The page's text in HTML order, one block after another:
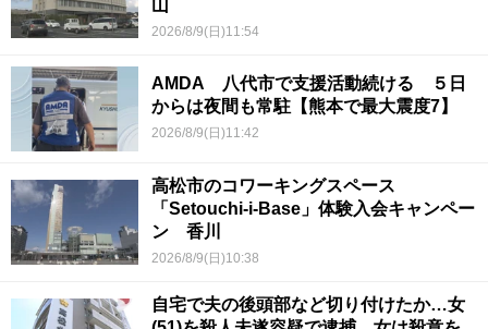
山
2026/8/9(日)11:54
AMDA 八代市で支援活動続ける ５日
からは夜間も常駐【熊本で最大震度7】
2026/8/9(日)11:42
高松市のコワーキングスペース
「Setouchi-i-Base」体験入会キャンペー
ン 香川
2026/8/9(日)10:38
自宅で夫の後頭部など切り付けたか…女